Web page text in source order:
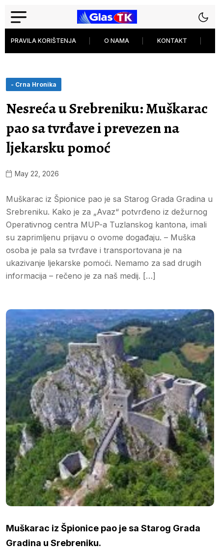
PRAVILA KORIŠTENJA O NAMA KONTAKT
- Crna Hronika
Nesreća u Srebreniku: Muškarac
pao sa tvrđave i prevezen na
ljekarsku pomoć
May 22, 2026
Muškarac iz Špionice pao je sa Starog Grada Gradina u
Srebreniku. Kako je za „Avaz“ potvrđeno iz dežurnog
Operativnog centra MUP-a Tuzlanskog kantona, imali
su zaprimljenu prijavu o ovome događaju. – Muška
osoba je pala sa tvrđave i transportovana je na
ukazivanje ljekarske pomoći. Nemamo za sad drugih
informacija – rečeno je za naš medij. […]
Muškarac iz Špionice pao je sa Starog Grada
Gradina u Srebreniku.